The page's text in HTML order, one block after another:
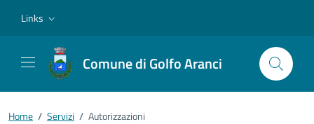
Links
Comune di Golfo Aranci
Home / Servizi / Autorizzazioni